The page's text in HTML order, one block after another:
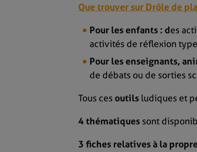
Que trouver sur Drôle de
Pour les enfants : des
activités de réflexion
Pour les enseignants,
de débats ou de sorties
Tous cesoutils ludiques et
4 thématiques sont
3 fiches relatives à la